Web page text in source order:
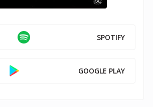
SPOTIFY
GOOGLE PLAY